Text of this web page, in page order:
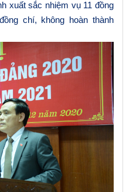
xuất sắc nhiệm vụ 11 đồng
chí, không hoàn thành